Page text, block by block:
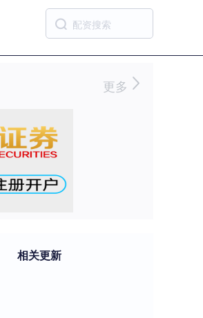
更多
相关更新